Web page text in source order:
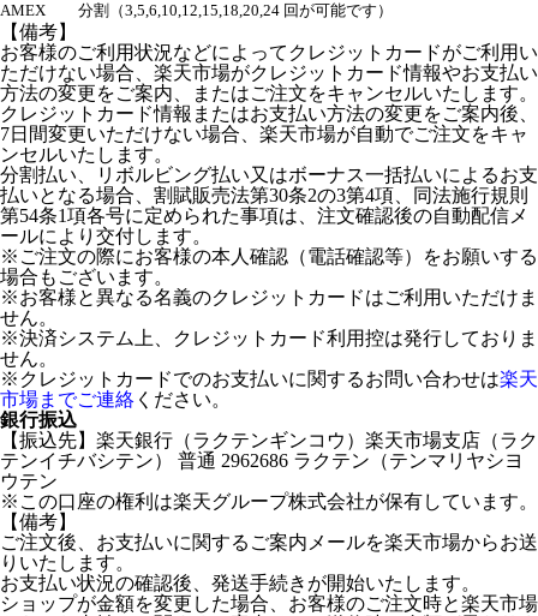
AMEX
分割（3,5,6,10,12,15,18,20,24 回が可能です）
【備考】
お客様のご利用状況などによってクレジットカードがご利用い
ただけない場合、楽天市場がクレジットカード情報やお支払い
方法の変更をご案内、またはご注文をキャンセルいたします。
クレジットカード情報またはお支払い方法の変更をご案内後、
7日間変更いただけない場合、楽天市場が自動でご注文をキャ
ンセルいたします。
分割払い、リボルビング払い又はボーナス一括払いによるお支
払いとなる場合、割賦販売法第30条2の3第4項、同法施行規則
第54条1項各号に定められた事項は、注文確認後の自動配信メ
ールにより交付します。
※ご注文の際にお客様の本人確認（電話確認等）をお願いする
場合もございます。
※お客様と異なる名義のクレジットカードはご利用いただけま
せん。
※決済システム上、クレジットカード利用控は発行しておりま
せん。
※クレジットカードでのお支払いに関するお問い合わせは楽天
市場までご連絡 ください。
銀行振込
【振込先】楽天銀行（ラクテンギンコウ）楽天市場支店（ラク
テンイチバシテン） 普通 2962686 ラクテン（テンマリヤシヨ
ウテン
※この口座の権利は楽天グループ株式会社が保有しています。
【備考】
ご注文後、お支払いに関するご案内メールを楽天市場からお送
りいたします。
お支払い状況の確認後、発送手続きが開始いたします。
ショップが金額を変更した場合、お客様のご注文時と楽天市場